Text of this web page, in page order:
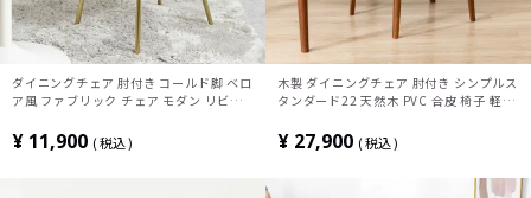
ダイニングチェア 肘付き コールド脚 ベロ
ア風 ファブリック チェア モダン リビン
れ 可愛い 姫系 エレガント 韓国インテリ
ア
¥ 11,900 税込
木製 ダイニングチェア 肘付き シンプルス
タンダード22 天然木 PVC 合皮 椅子 軽量
ゃれ 北欧 ナチュラル ブラウン 完成品
¥ 27,900 税込